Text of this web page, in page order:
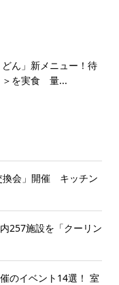
ん」新メニュー！待
＞を実食 量...
換会」開催 キッチン
257施設を「クーリン
のイベント14選！ 室